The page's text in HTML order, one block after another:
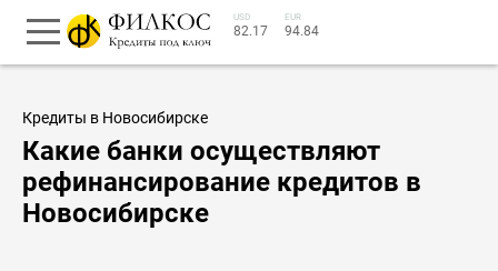
USD
82.17
EUR
94.84
Кредиты в Новосибирске
Какие банки осуществляют
рефинансирование кредитов в
Новосибирске